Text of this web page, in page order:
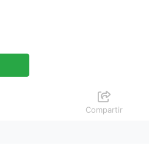
Compartir